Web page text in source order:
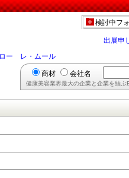
検討中フ
出展申
ー レ・ムール
商材 会社名
健康美容業界最大の企業と企業を結